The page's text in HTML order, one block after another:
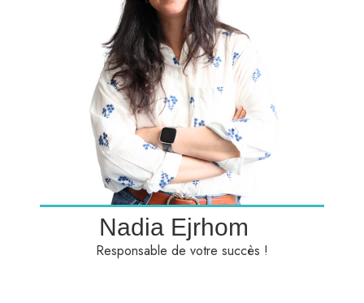
Nadia Ejrhom
Responsable de votre succès !